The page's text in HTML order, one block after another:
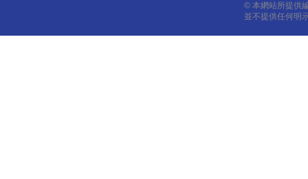
© 本網站所提供
並不提供任何明